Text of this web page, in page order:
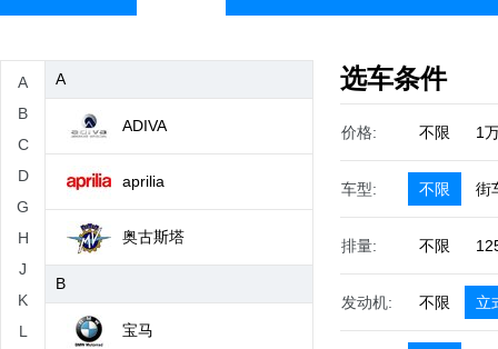
A
B
C
D
G
H
J
K
L
A
ADIVA
aprilia
奥古斯塔
B
宝马
选车条件
价格: 不限 1
车型: 不限 街
排量: 不限
发动机: 不限 立